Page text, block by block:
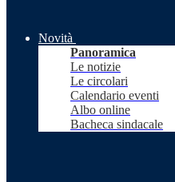
Novità
Panoramica
Le notizie
Le circolari
Calendario eventi
Albo online
Bacheca sindacale